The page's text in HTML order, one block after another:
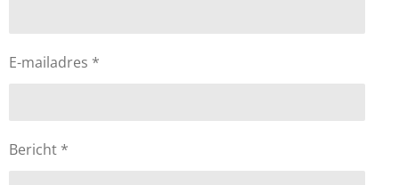
E-mailadres *
Bericht *